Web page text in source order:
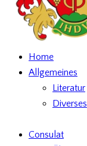
Home
Allgemeines
Literatur
Diverses
Consulat